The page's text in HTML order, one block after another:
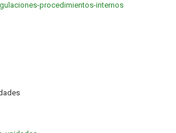
procedimientos-internos